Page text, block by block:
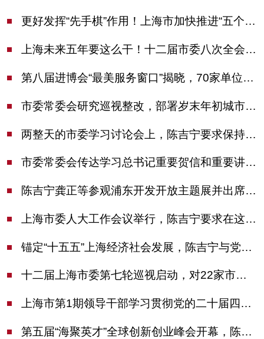
更好发挥“先手棋”作用！上海市加快推进“五个中心”建设领导小组会议举行
上海未来五年要这么干！十二届市委八次全会审议通过上海“十五五”规划建议
第八届进博会“最美服务窗口”揭晓，70家单位诠释“上海服务”温度
市委常委会研究巡视整改，部署岁末年初城市安全工作
两整天的市委学习讨论会上，陈吉宁要求保持战略定力始终坚定信心善于科学应对
市委常委会传达学习总书记重要贺信和重要讲话精神，研究党建引领物业治理等工作
陈吉宁龚正等参观浦东开发开放主题展并出席座谈会
上海市委人大工作会议举行，陈吉宁要求在这些方面更加奋发有为
锚定“十五五”上海经济社会发展，陈吉宁与党外人士专题协商座谈
十二届上海市委第七轮巡视启动，对22家市管单位开展常规巡视
上海市第1期领导干部学习贯彻党的二十届四中全会精神专题研讨班开班，陈吉宁作专题报告
第五届“海聚英才”全球创新创业峰会开幕，陈吉宁出席并启动新一届大赛